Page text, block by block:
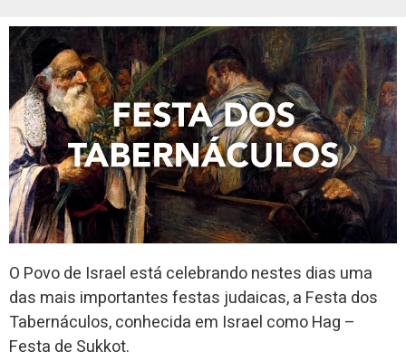
O Povo de Israel está celebrando nestes dias uma
das mais importantes festas judaicas, a Festa dos
Tabernáculos, conhecida em Israel como Hag –
Festa de Sukkot.